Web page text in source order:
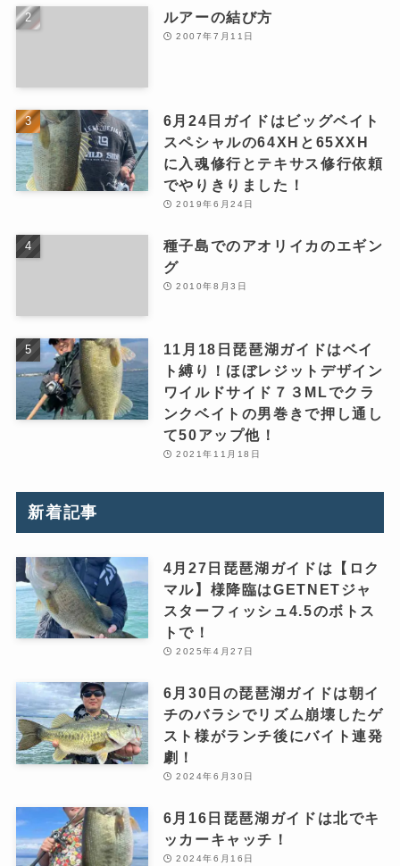
ルアーの結び方
2007年7月11日
6月24日ガイドはビッグベイト
スペシャルの64XHと65XXH
に入魂修行とテキサス修行依頼
でやりきりました！
2019年6月24日
種子島でのアオリイカのエギン
グ
2010年8月3日
11月18日琵琶湖ガイドはベイ
ト縛り！ほぼレジットデザイン
ワイルドサイド７３MLでクラ
ンクベイトの男巻きで押し通し
て50アップ他！
2021年11月18日
新着記事
4月27日琵琶湖ガイドは【ロク
マル】様降臨はGETNETジャ
スターフィッシュ4.5のボトス
トで！
2025年4月27日
6月30日の琵琶湖ガイドは朝イ
チのバラシでリズム崩壊したゲ
スト様がランチ後にバイト連発
劇！
2024年6月30日
6月16日琵琶湖ガイドは北でキ
ッカーキャッチ！
2024年6月16日